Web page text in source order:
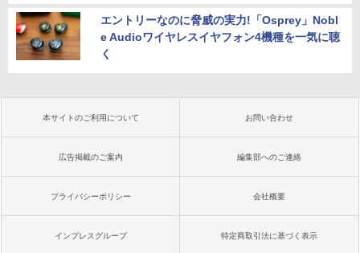
エントリーなのに脅威の実力!「Osprey」Nobl
e Audioワイヤレスイヤフォン4機種を一気に聴
く
本サイトのご利用について お問い合わせ
広告掲載のご案内 編集部へのご連絡
プライバシーポリシー 会社概要
インプレスグループ 特定商取引法に基づく表示